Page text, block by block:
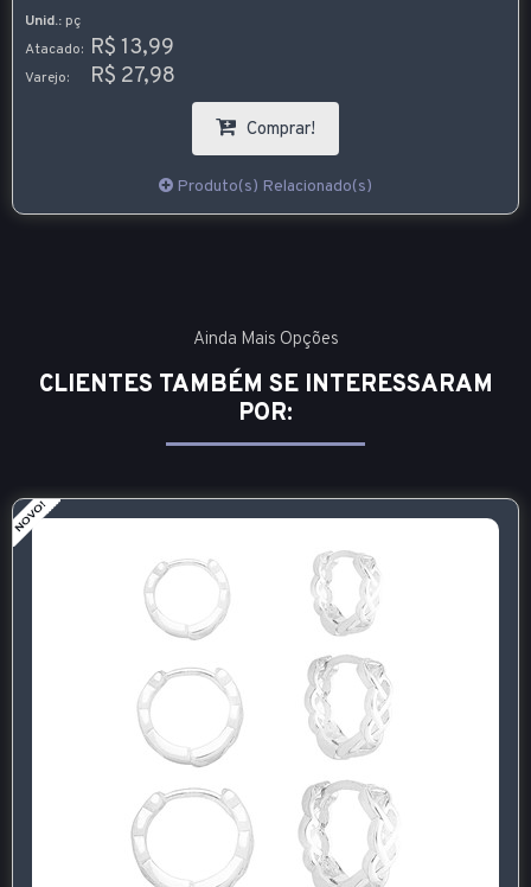
Unid.: pç
Atacado: R$ 13,99
Varejo: R$ 27,98
Comprar!
Produto(s) Relacionado(s)
Ainda Mais Opções
CLIENTES TAMBÉM SE INTERESSARAM
POR: